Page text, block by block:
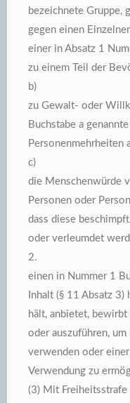
bezeichnete Gruppe,
gegen einen
einer in Absatz 1
zu einem Teil der
b)
zu Gewalt- oder
Buchstabe a
Personenmehrheiten
c)
die Menschenwürde
Personen oder
dass diese
oder verleumdet
2.
einen in Nummer 1
Inhalt (§ 11 Absatz
hält, anbietet,
oder auszuführen,
verwenden oder
Verwendung zu
(3) Mit